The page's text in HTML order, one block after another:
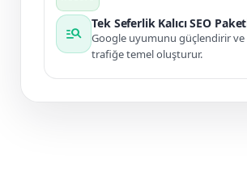
manage_search
Tek Seferlik Kalıcı SEO
Google uyumunu güçlendirir
trafiğe temel oluşturur.